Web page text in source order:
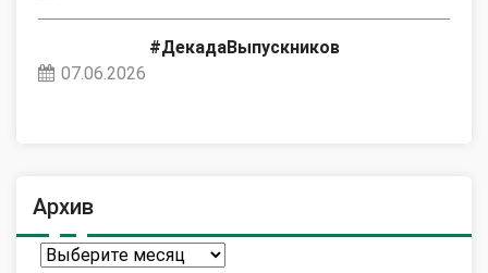
#ДекадаВыпускников
07.06.2026
Архив
Архив